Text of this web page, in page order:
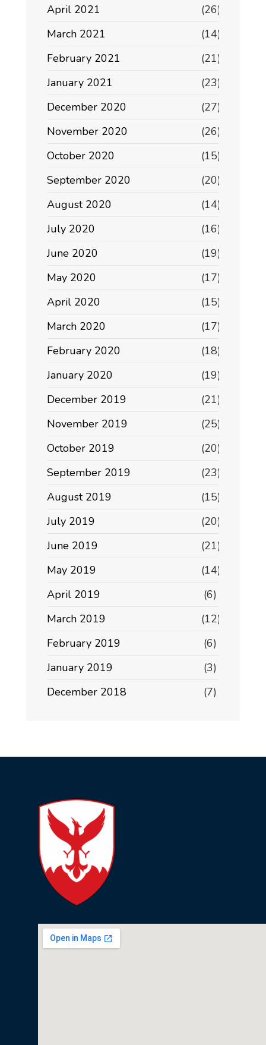
April 2021
(26)
March 2021
(14)
February 2021
(21)
January 2021
(23)
December 2020
(27)
November 2020
(26)
October 2020
(15)
September 2020
(20)
August 2020
(14)
July 2020
(16)
June 2020
(19)
May 2020
(17)
April 2020
(15)
March 2020
(17)
February 2020
(18)
January 2020
(19)
December 2019
(21)
November 2019
(25)
October 2019
(20)
September 2019
(23)
August 2019
(15)
July 2019
(20)
June 2019
(21)
May 2019
(14)
April 2019
(6)
March 2019
(12)
February 2019
(6)
January 2019
(3)
December 2018
(7)